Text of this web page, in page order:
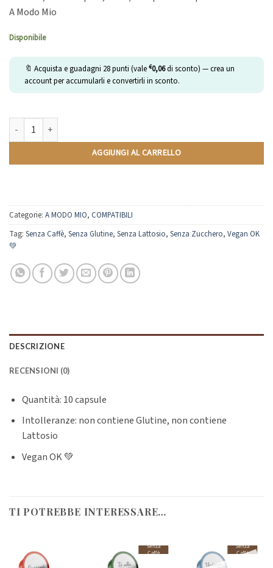
A Modo Mio
Disponibile
🔖 Acquista e guadagni 28punti (vale €0,06di sconto) — crea un
account per accumularli e convertirli in sconto.
Tisana Relax | Compatibili Lavazza A Modo Mio | 10 Capsule quantità
AGGIUNGI AL CARRELLO
Categorie: A MODO MIO, COMPATIBILI
Tag: Senza Caffè, Senza Glutine, Senza Lattosio, Senza Zucchero, Vegan OK
💚
DESCRIZIONE
RECENSIONI (0)
Quantità: 10 capsule
Intolleranze: non contiene Glutine, non contiene
Lattosio
Vegan OK 💚
TI POTREBBE INTERESSARE…
Senza
Caffè
Senza
Caffè